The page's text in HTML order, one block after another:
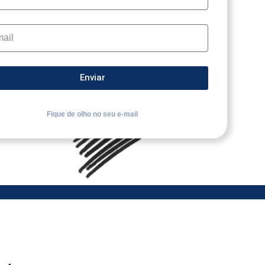
Enviar
Fique de olho no seu e-mail